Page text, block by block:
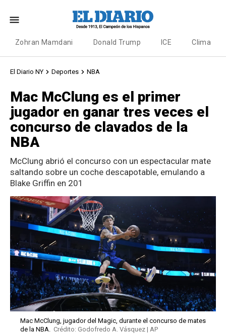
Zohran Mamdani Donald Trump ICE Clima
El Diario NY Deportes NBA
Mac McClung es el primer
jugador en ganar tres veces el
concurso de clavados de la
NBA
McClung abrió el concurso con un espectacular mate
saltando sobre un coche descapotable, emulando a
Blake Griffin en 201
Mac McClung, jugador del Magic, durante el concurso de mates
de la NBA. Crédito: Godofredo A. Vásquez | AP